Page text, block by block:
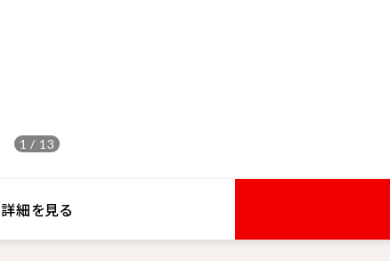
1 / 13
詳細を見る